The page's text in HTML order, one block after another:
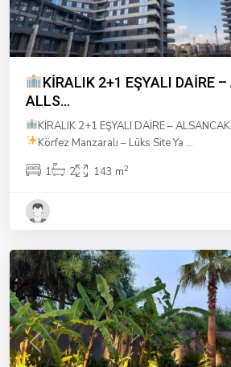
KİRALIK 2+1 EŞYALI DAİRE
ALLS...
KİRALIK 2+1 EŞYALI DAİRE –
Körfez Manzaralı – Lüks Site Ya ...
1
2 143 m2
Previous